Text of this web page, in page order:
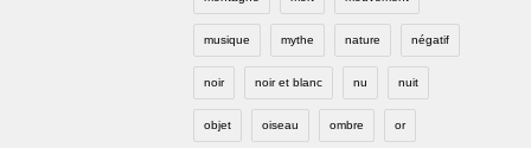
musique mythe nature négatif
noir noir et blanc nu nuit
objet oiseau ombre or